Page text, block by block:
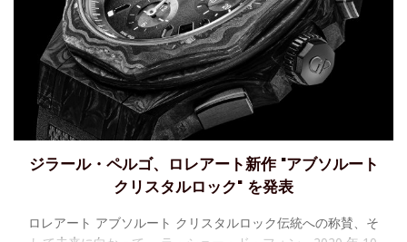
ジラール・ペルゴ、ロレアート新作 "アブソルート
クリスタルロック" を発表
ロレアート アブソルート クリスタルロック伝統への称賛、そ